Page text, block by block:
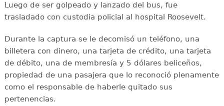
Luego de ser golpeado y lanzado del bus, fue
trasladado con custodia policial al hospital Roosevelt.
Durante la captura se le decomisó un teléfono, una
billetera con dinero, una tarjeta de crédito, una tarjeta
de débito, una de membresía y 5 dólares beliceños,
propiedad de una pasajera que lo reconoció plenamente
como el responsable de haberle quitado sus
pertenencias.